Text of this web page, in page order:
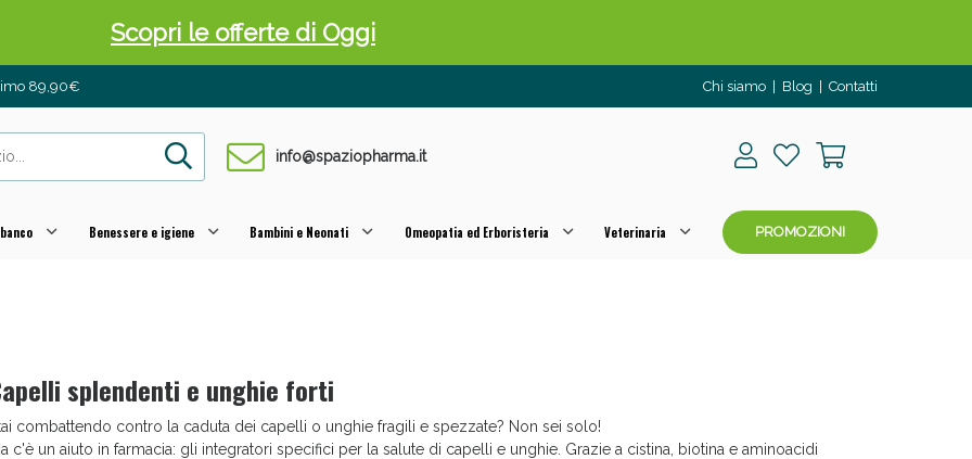
89,90€ Chi siamo Blog Contatti
info@spaziopharma.it
Benessere e igiene Bambini e Neonati Omeopatia ed Erboristeria Veterinaria PROMOZIONI
splendenti e unghie forti
combattendo contro la caduta dei capelli o unghie fragili e spezzate? Non sei solo!
c'è un aiuto in farmacia: gli integratori specifici per la salute di capelli e unghie. Grazie a cistina, biotina e aminoacidi
Scopri le offerte di Oggi